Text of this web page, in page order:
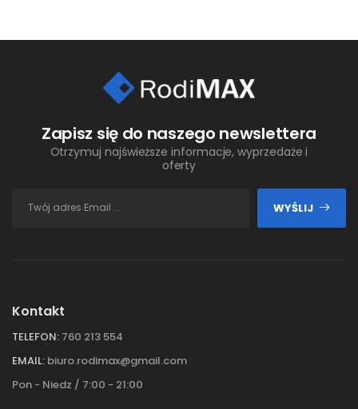
Zapisz się do naszego newslettera
Otrzymuj najświeższe informacje, wyprzedaże i
oferty
WYŚLIJ
Kontakt
TELEFON: 760 213 554
EMAIL: biuro.rodimax@gmail.com
Pon - Niedz / 7:00 - 21:00